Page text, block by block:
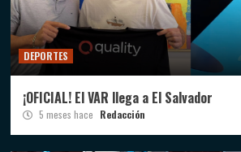
DEPORTES
¡OFICIAL! El VAR llega a El Salvador
5 meses hace Redacción